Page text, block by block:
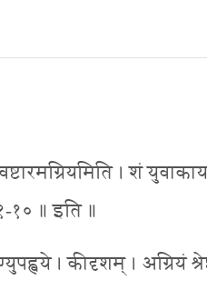
। शं
१० ॥ इति ॥
। कीदृशम् ।